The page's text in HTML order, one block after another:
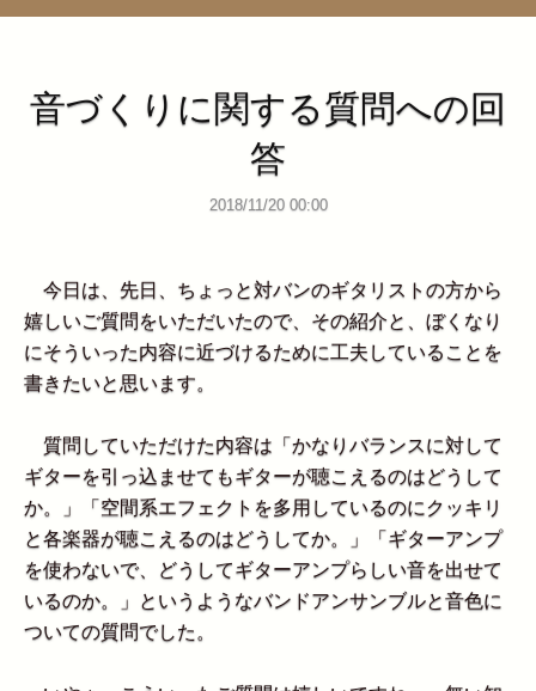
音づくりに関する質問への回
答
2018/11/20 00:00
今日は、先日、ちょっと対バンのギタリストの方から
嬉しいご質問をいただいたので、その紹介と、ぼくなり
にそういった内容に近づけるために工夫していることを
書きたいと思います。
質問していただけた内容は「かなりバランスに対して
ギターを引っ込ませてもギターが聴こえるのはどうして
か。」「空間系エフェクトを多用しているのにクッキリ
と各楽器が聴こえるのはどうしてか。」「ギターアンプ
を使わないで、どうしてギターアンプらしい音を出せて
いるのか。」というようなバンドアンサンブルと音色に
ついての質問でした。